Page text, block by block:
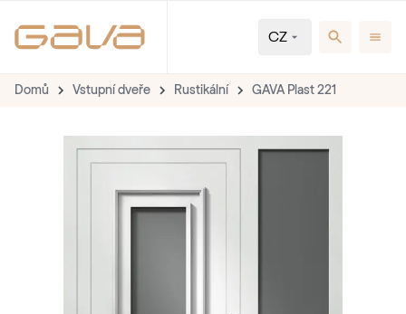
CZ
Domů Vstupní dveře Rustikální GAVA Plast 221